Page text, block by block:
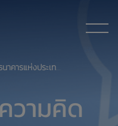
การเปิดรับฟังความเห็น (ร่าง) ประกาศธนาคารแห่งประเทศไทย เรื่อง การส่งรายงานข้อมูลเพื่อการกำกับดูแลธุรกิจการให้เช่าซื้อและการให้เช่าแบบลีสซิ่งรถยนต์และรถจักรยานยนต์ รวมถึงธุรกิจสินเชื่อที่มีทะเบียนรถเป็นประกัน
วามคิด